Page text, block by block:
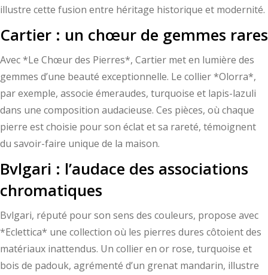
illustre cette fusion entre héritage historique et modernité.
Cartier : un chœur de gemmes rares
Avec *Le Chœur des Pierres*, Cartier met en lumière des
gemmes d’une beauté exceptionnelle. Le collier *Olorra*,
par exemple, associe émeraudes, turquoise et lapis-lazuli
dans une composition audacieuse. Ces pièces, où chaque
pierre est choisie pour son éclat et sa rareté, témoignent
du savoir-faire unique de la maison.
Bvlgari : l’audace des associations
chromatiques
Bvlgari, réputé pour son sens des couleurs, propose avec
*Eclettica* une collection où les pierres dures côtoient des
matériaux inattendus. Un collier en or rose, turquoise et
bois de padouk, agrémenté d’un grenat mandarin, illustre